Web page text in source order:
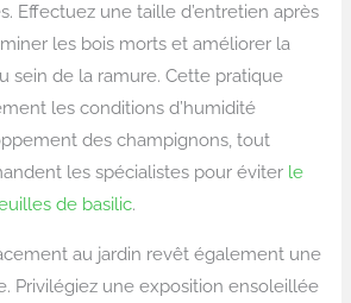
Effectuez une taille d’entretien après
les bois morts et améliorer la
sein de la ramure. Cette pratique
les conditions d’humidité
des champignons, tout
les spécialistes pour éviter le
de basilic.
au jardin revêt également une
Privilégiez une exposition ensoleillée